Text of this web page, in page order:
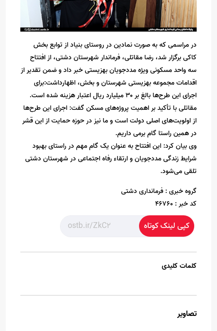
در مراسمی که به صورت نمادین در روستای بنیاد از توابع بخش
کاکی برگزار شد، رضا مقاتلی، فرماندار شهرستان دشتی، از افتتاح
سه واحد مسکونی ویژه مددجویان بهزیستی خبر داد و ضمن تقدیر از
اقدامات مجموعه بهزیستی شهرستان و بخش، اظهارداشت:برای
اجرای این طرح‌ها بالغ بر ۳۰ میلیارد ریال اعتبار هزینه شده است.
مقاتلی با تأکید بر اهمیت پروژه‌های مسکن گفت: اجرای این طرح‌ها
از اولویت‌های اصلی دولت است و ما نیز در حوزه حمایت از این قشر
در همین راستا گام برمی داریم.
وی بیان کرد: این افتتاح به عنوان یک گام مهم در راستای بهبود
شرایط زندگی مددجویان و ارتقاء رفاه اجتماعی در شهرستان دشتی
تلقی می‌شود.
گروه خبری : فرمانداری دشتی
کد خبر : 46760
کپی لینک کوتاه
کلمات کلیدی
تصاویر